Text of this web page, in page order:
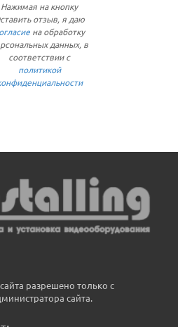
Нажимая на кнопку
отзыв, я даю
на обработку
данных, в
соответствии с
политикой
разрешено только с
сайта.